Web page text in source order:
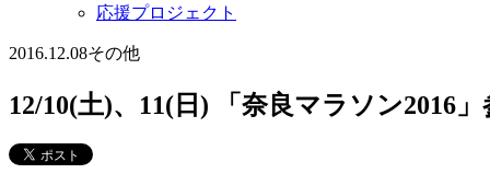
応援プロジェクト
2016.12.08その他
12/10(土)、11(日) 「奈良マラソン2016